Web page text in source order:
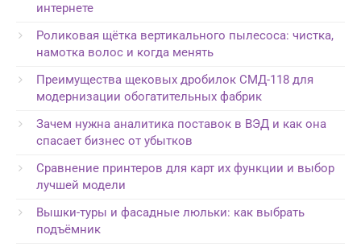
интернете
Роликовая щётка вертикального пылесоса: чистка,
намотка волос и когда менять
Преимущества щековых дробилок СМД-118 для
модернизации обогатительных фабрик
Зачем нужна аналитика поставок в ВЭД и как она
спасает бизнес от убытков
Сравнение принтеров для карт их функции и выбор
лучшей модели
Вышки-туры и фасадные люльки: как выбрать
подъёмник